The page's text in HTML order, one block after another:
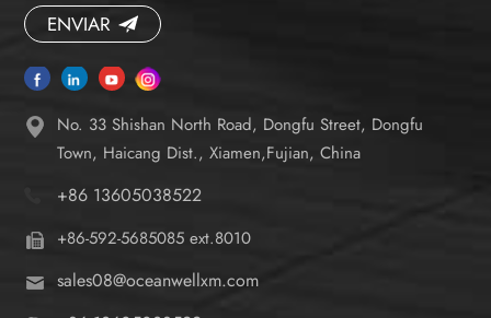
ENVIAR
No. 33 Shishan North Road, Dongfu Street, Dongfu
Town, Haicang Dist., Xiamen,Fujian, China
+86 13605038522
+86-592-5685085 ext.8010
sales08@oceanwellxm.com